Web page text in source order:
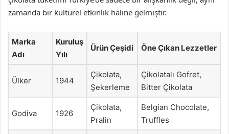
zamanda bir kültürel etkinlik haline gelmiştir.
Marka
Adı
Kuruluş
Yılı
Ürün Çeşidi Öne Çıkan Lezzetler
Ülker 1944
Çikolata,
Şekerleme
Çikolatalı Gofret,
Bitter Çikolata
Godiva 1926
Çikolata,
Pralin
Belgian Chocolate,
Truffles